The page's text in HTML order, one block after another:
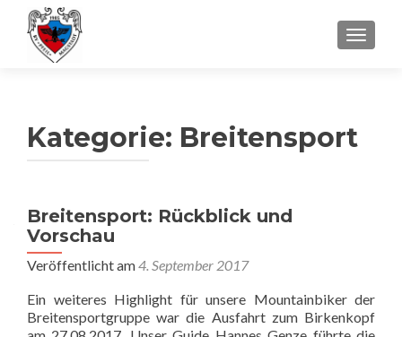
Kategorie: Breitensport
Breitensport: Rückblick und
Vorschau
Veröffentlicht am4. September 2017
Ein weiteres Highlight für unsere Mountainbiker der
Breitensportgruppe war die Ausfahrt zum Birkenkopf
Beitragsnavigation